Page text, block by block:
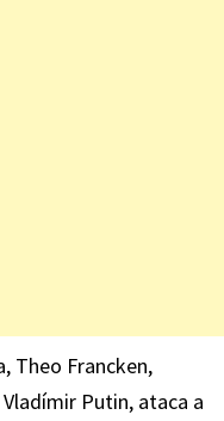
Theo Francken,
Putin, ataca a